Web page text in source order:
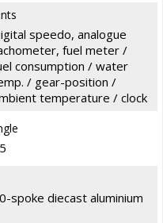
speedo, analogue
fuel meter /
consumption / water
/ gear-position /
temperature / clock
spoke diecast aluminium